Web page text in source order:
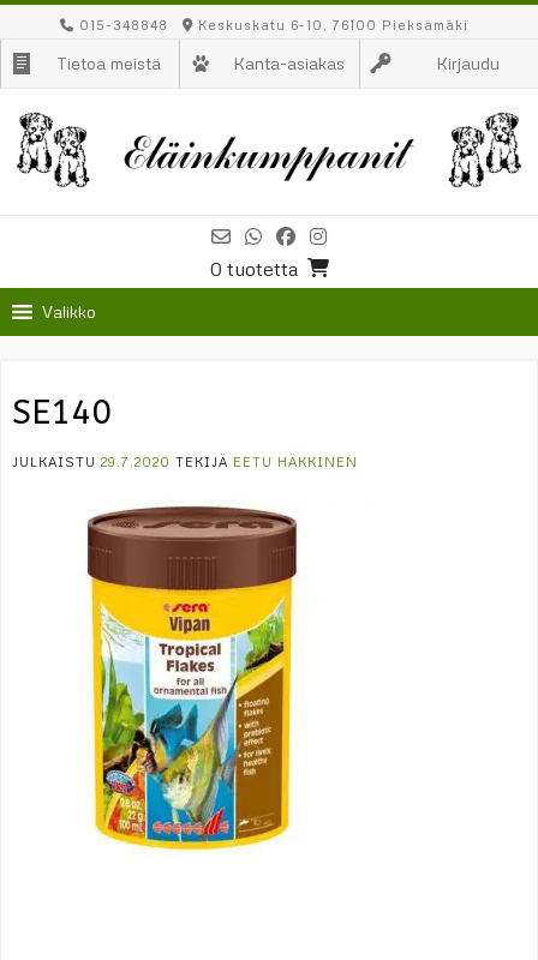
to
content
015-348848 Keskuskatu 6-10, 76100 Pieksämäki
Tietoa meistä Kanta-asiakas Kirjaudu
0 tuotetta
Valikko
SE140
JULKAISTU 29.7.2020 TEKIJÄ EETU HÄKKINEN